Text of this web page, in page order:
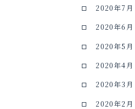
2020年7月
2020年6月
2020年5月
2020年4月
2020年3月
2020年2月